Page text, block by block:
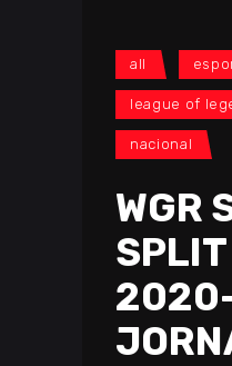
all
league of
nacional
WGR